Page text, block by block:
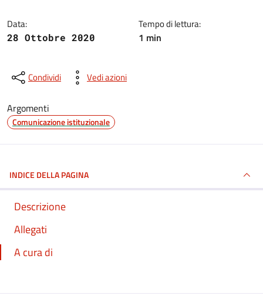
Data:
28 Ottobre 2020
Tempo di lettura:
1 min
Condividi Vedi azioni
Argomenti
Comunicazione istituzionale
INDICE DELLA PAGINA
Descrizione
Allegati
A cura di